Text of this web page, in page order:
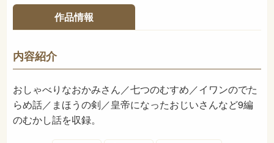
174ページ
ISBN 978-4-03-050190-4
NDC
発売日 2005年6月
作品情報
内容紹介
おしゃべりなおかみさん／七つのむすめ／イワンのでた
らめ話／まほうの剣／皇帝になったおじいさんなど9編
のむかし話を収録。